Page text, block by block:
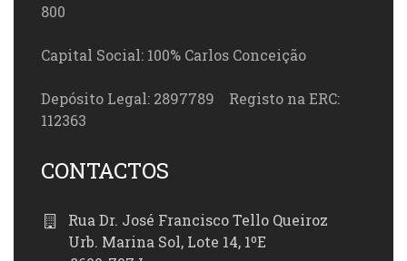
800
Capital Social: 100% Carlos Conceição
Depósito Legal: 2897789 Registo na ERC:
112363
CONTACTOS
Rua Dr. José Francisco Tello Queiroz
Urb. Marina Sol, Lote 14, 1ºE